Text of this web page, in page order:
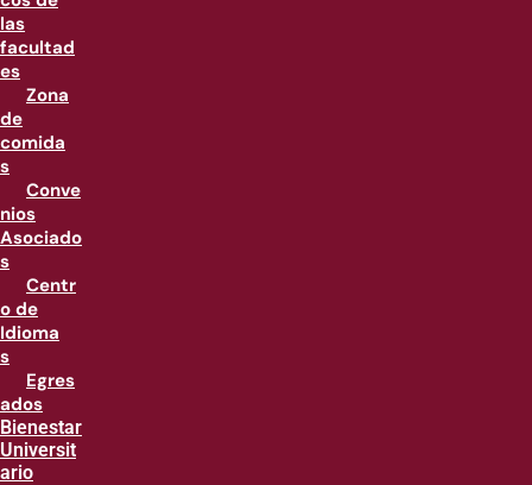
las
facultad
es
Zona
de
comida
s
Conve
nios
Asociado
s
Centr
o de
Idioma
s
Egres
ados
Bienestar
Universit
ario